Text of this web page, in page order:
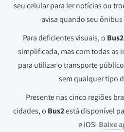
seu celular para ler notícias ou
avisa quando seu
Para deficientes visuais, o Bus2
simplificada, mas com todas as
para utilizar o transporte
sem qualquer tipo
Presente nas cinco regiões
cidades, o Bus2está disponível
e iOS! Baixe